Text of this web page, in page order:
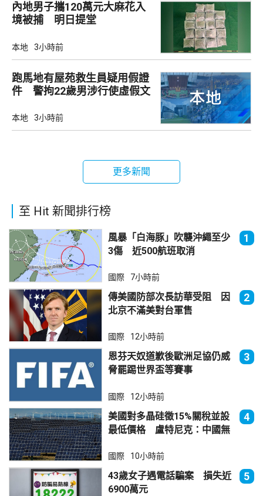
內地男子攜120萬元大麻花入
境被捕 明日提堂
本地 3小時前
跑馬地有屋苑救生員疑用假證
件 警拘22歲男涉行使虛假文
本地 3小時前
更多新聞
至 Hit 新聞排行榜
風暴「白海豚」吹襲沖繩至少
3傷 近500航班取消
1
國際 7小時前
傳美國防部次長訪華受阻 因
北京不滿美對台軍售
2
國際 12小時前
恩芬天奴道歉後歐洲足協仍威
脅罷踢世界盃等賽事
3
國際 12小時前
美國對多晶硅徵15%關稅並設
最低價格 盧特尼克：中國無
4
國際 10小時前
43歲女子遇電話騙案 損失近
6900萬元
5